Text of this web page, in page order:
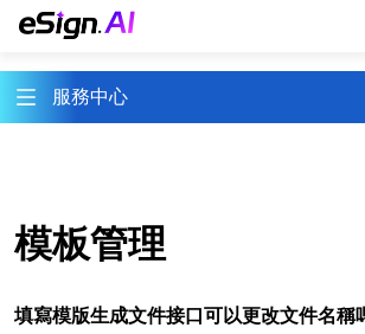
服務中心
模板管理
填寫模版生成文件接口可以更改文件名稱